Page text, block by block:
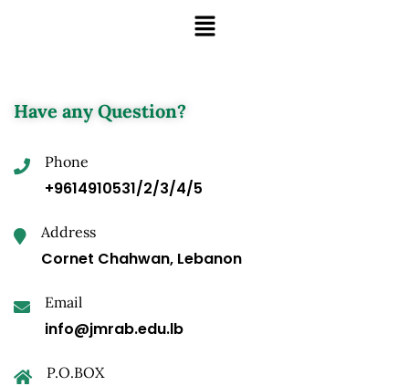
Have any Question?
Phone
+9614910531/2/3/4/5
Address
Cornet Chahwan, Lebanon
Email
info@jmrab.edu.lb
P.O.BOX